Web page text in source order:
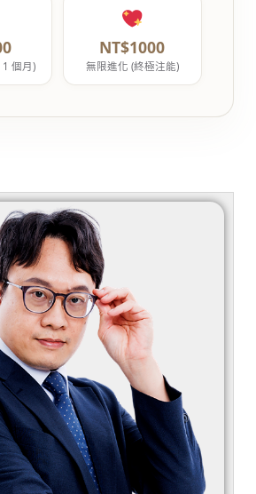
個月)
NT$1000
無限進化 (終極注能)